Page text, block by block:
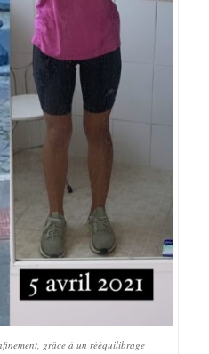
grâce à un rééquilibrage